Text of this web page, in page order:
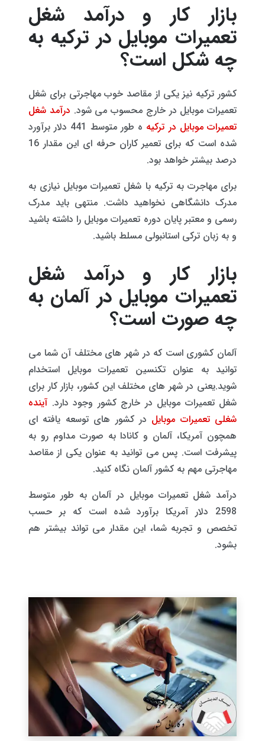
بازار کار و درآمد شغل
تعمیرات موبایل در ترکیه به
چه شکل است؟
کشور ترکیه نیز یکی از مقاصد خوب مهاجرتی برای شغل
تعمیرات موبایل در خارج محسوب می شود. درآمد شغل
تعمیرات موبایل در ترکیه
ه طور متوسط 441 دلار برآورد
شده است که برای تعمیر کاران حرفه ای این مقدار 16
درصد بیشتر خواهد بود.
برای مهاجرت به ترکیه با شغل تعمیرات موبایل نیازی به
مدرک دانشگاهی نخواهید داشت. منتهی باید مدرک
رسمی و معتبر پایان دوره تعمیرات موبایل را داشته باشید
و به زبان ترکی استانبولی مسلط باشید.
بازار کار و درآمد شغل
تعمیرات موبایل در آلمان به
چه صورت است؟
آلمان کشوری است که در شهر های مختلف آن شما می
توانید به عنوان تکنسین تعمیرات موبایل استخدام
شوید.یعنی در شهر های مختلف این کشور، بازار کار برای
شغل تعمیرات موبایل در خارج کشور وجود دارد.آینده
شغلی تعمیرات موبایل در کشور های توسعه یافته ای
همچون آمریکا، آلمان و کانادا به صورت مداوم رو به
پیشرفت است. پس می توانید به عنوان یکی از مقاصد
مهاجرتی مهم به کشور آلمان نگاه کنید.
درآمد شغل تعمیرات موبایل در آلمان به طور متوسط
2598 دلار آمریکا برآورد شده است که بر حسب
تخصص و تجربه شما، این مقدار می تواند بیشتر هم
بشود.